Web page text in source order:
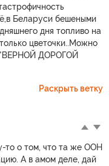
Беларуси бешеными
дня топливо на
цветочки..Можно
"ВЕРНОЙ ДОРОГОЙ
Раскрыть ветку
то о том, что та же ООН
А в амом деле, дай